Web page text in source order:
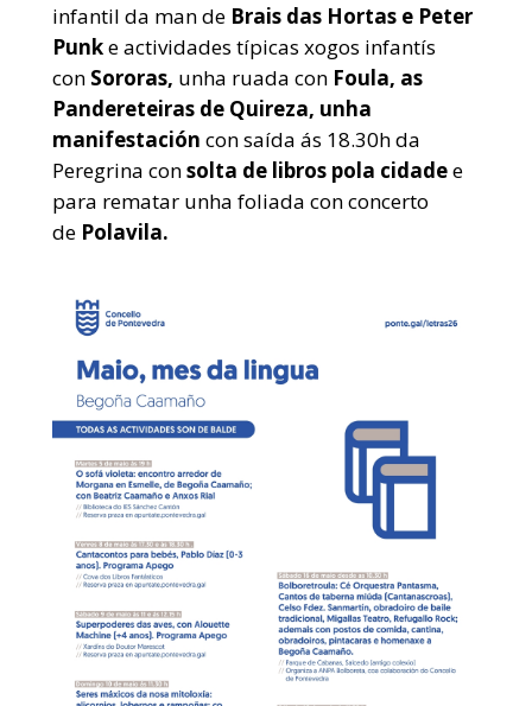
infantil da man de Brais das Hortas e Peter
Punke actividades típicas xogos infantís
con Sororas, unha ruada con Foula, as
Pandereteiras de Quireza, unha
manifestación con saída ás 18.30h da
Peregrina consolta de libros pola cidadee
para rematar unha foliada con concerto
de Polavila.